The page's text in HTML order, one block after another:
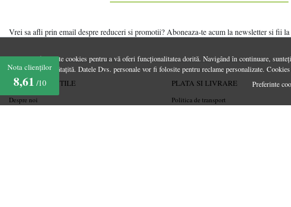
Acest site folosește cookies pentru a vă oferi funcționalitatea dorită. Navigând în continuare,
experiență îmbunătațită. Datele Dvs. personale vor fi folosite pentru reclame personalizate.
Preferinte
Vrei sa afli prin email despre reduceri si promotii? Aboneaza-te acum la newsletter si fii
INFORMATII UTILE
Despre noi
PLATA SI LIVRARE
Politica de transport
Nota clienților
8,61 /10